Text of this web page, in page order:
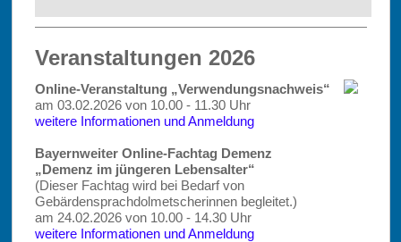
Veranstaltungen 2026
Online-Veranstaltung „Verwendungsnachweis“
am 03.02.2026 von 10.00 - 11.30 Uhr
weitere Informationen und Anmeldung
Bayernweiter Online-Fachtag Demenz
„Demenz im jüngeren Lebensalter“
(Dieser Fachtag wird bei Bedarf von
Gebärdensprachdolmetscherinnen begleitet.)
am 24.02.2026 von 10.00 - 14.30 Uhr
weitere Informationen und Anmeldung